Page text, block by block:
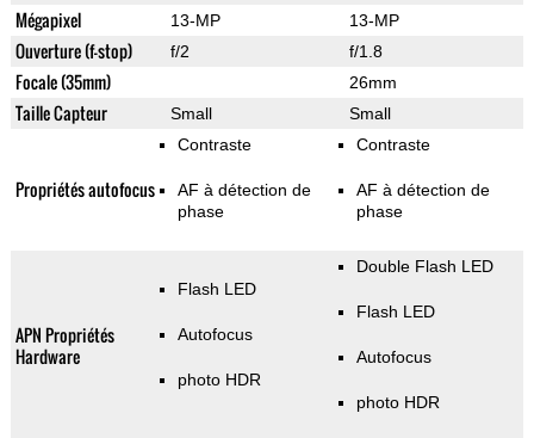
Mégapixel 13-MP 13-MP
Ouverture (f-stop) f/2 f/1.8
Focale (35mm) 26mm
Taille Capteur Small Small
Propriétés autofocus
Contraste
AF à détection de
phase
Contraste
AF à détection de
phase
APN Propriétés
Hardware
Flash LED
Autofocus
photo HDR
Double Flash LED
Flash LED
Autofocus
photo HDR